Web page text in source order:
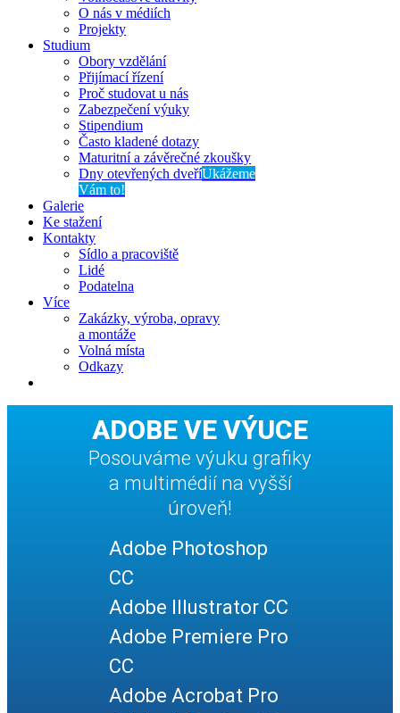
O nás v médiích
Projekty
Studium
Obory vzdělání
Přijímací řízení
Proč studovat u nás
Zabezpečení výuky
Stipendium
Často kladené dotazy
Maturitní a závěrečné zkoušky
Dny otevřených dveříUkážeme
Vám to!
Galerie
Ke stažení
Kontakty
Sídlo a pracoviště
Lidé
Podatelna
Více
Zakázky, výroba, opravy
a montáže
Volná místa
Odkazy
ADOBE VE VÝUCE
Posouváme výuku grafiky
a multimédií na vyšší
úroveň!
Adobe Photoshop
CC
Adobe Illustrator CC
Adobe Premiere Pro
CC
Adobe Acrobat Pro